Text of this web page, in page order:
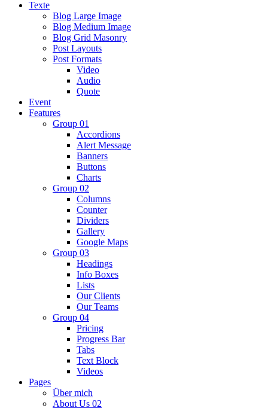
Texte
Blog Large Image
Blog Medium Image
Blog Grid Masonry
Post Layouts
Post Formats
Video
Audio
Quote
Event
Features
Group 01
Accordions
Alert Message
Banners
Buttons
Charts
Group 02
Columns
Counter
Dividers
Gallery
Google Maps
Group 03
Headings
Info Boxes
Lists
Our Clients
Our Teams
Group 04
Pricing
Progress Bar
Tabs
Text Block
Videos
Pages
Über mich
About Us 02